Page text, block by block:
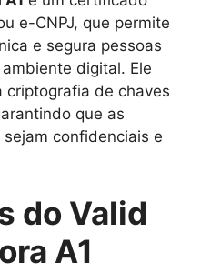
e-CNPJ, que permite
e segura pessoas
digital. Ele
criptografia de chaves
que as
confidenciais e
do Valid
A1